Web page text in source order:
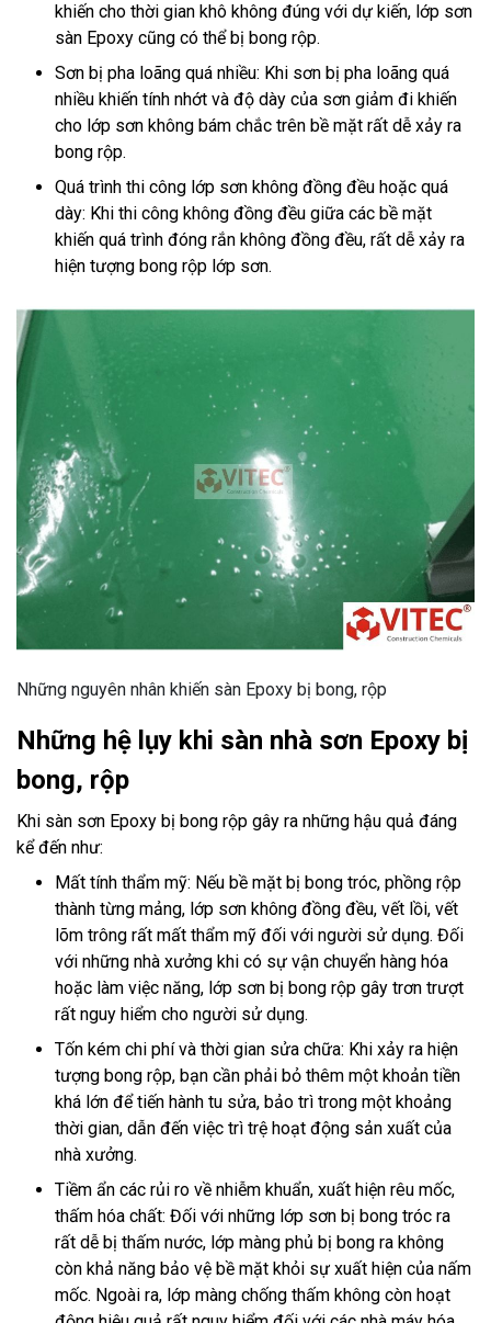
khiến cho thời gian khô không đúng với dự kiến, lớp sơn
sàn Epoxy cũng có thể bị bong rộp.
Sơn bị pha loãng quá nhiều: Khi sơn bị pha loãng quá
nhiều khiến tính nhớt và độ dày của sơn giảm đi khiến
cho lớp sơn không bám chắc trên bề mặt rất dễ xảy ra
bong rộp.
Quá trình thi công lớp sơn không đồng đều hoặc quá
dày: Khi thi công không đồng đều giữa các bề mặt
khiến quá trình đóng rắn không đồng đều, rất dễ xảy ra
hiện tượng bong rộp lớp sơn.
Những nguyên nhân khiến sàn Epoxy bị bong, rộp
Những hệ lụy khi sàn nhà sơn Epoxy bị
bong, rộp
Khi sàn sơn Epoxy bị bong rộp gây ra những hậu quả đáng
kể đến như:
Mất tính thẩm mỹ: Nếu bề mặt bị bong tróc, phồng rộp
thành từng mảng, lớp sơn không đồng đều, vết lồi, vết
lõm trông rất mất thẩm mỹ đối với người sử dụng. Đối
với những nhà xưởng khi có sự vận chuyển hàng hóa
hoặc làm việc năng, lớp sơn bị bong rộp gây trơn trượt
rất nguy hiểm cho người sử dụng.
Tốn kém chi phí và thời gian sửa chữa: Khi xảy ra hiện
tượng bong rộp, bạn cần phải bỏ thêm một khoản tiền
khá lớn để tiến hành tu sửa, bảo trì trong một khoảng
thời gian, dẫn đến việc trì trệ hoạt động sản xuất của
nhà xưởng.
Tiềm ẩn các rủi ro về nhiễm khuẩn, xuất hiện rêu mốc,
thấm hóa chất: Đối với những lớp sơn bị bong tróc ra
rất dễ bị thấm nước, lớp màng phủ bị bong ra không
còn khả năng bảo vệ bề mặt khỏi sự xuất hiện của nấm
mốc. Ngoài ra, lớp màng chống thấm không còn hoạt